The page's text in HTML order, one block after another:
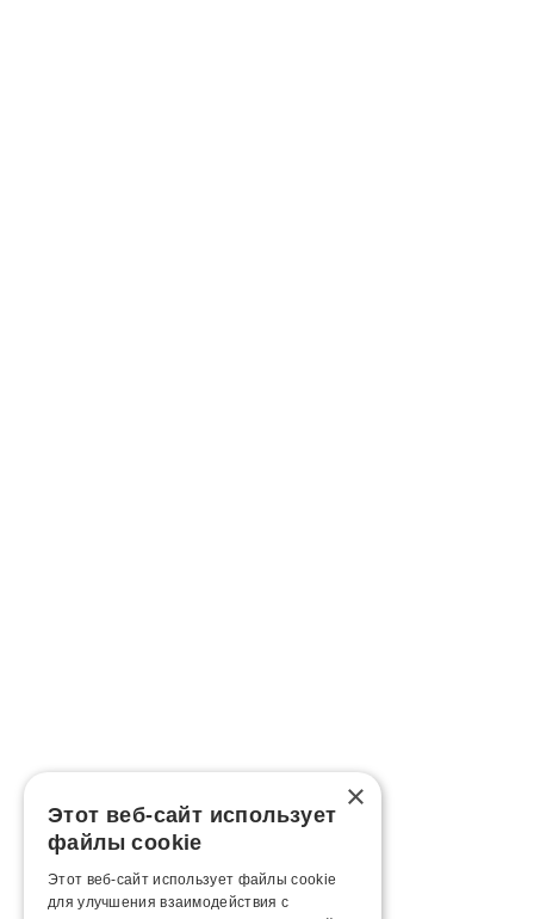
×
Этот веб-сайт использует
файлы cookie
Этот веб-сайт использует файлы cookie
для улучшения взаимодействия с